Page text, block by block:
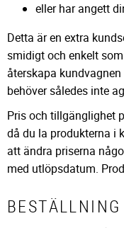
eller har angett
Detta är en extra
smidigt och enkelt
återskapa
behöver således inte
Pris och tillgänglighet
då du la produkterna i
att ändra priserna
med utlöpsdatum.
BESTÄLLNING